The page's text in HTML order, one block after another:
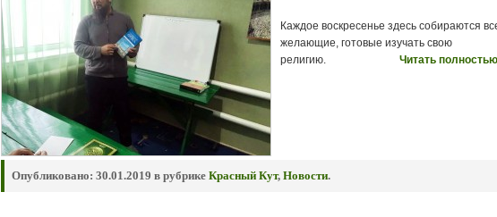
Каждое воскресенье здесь собираются
желающие, готовые изучать свою
религию.
Читать
Опубликовано: 30.01.2019 в рубрике Красный Кут, Новости.